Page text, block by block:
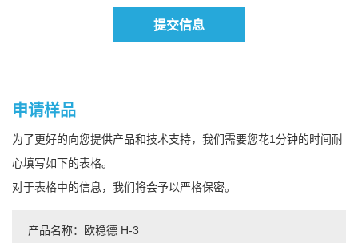
提交信息
申请样品
为了更好的向您提供产品和技术支持，我们需要您花1分钟的时间耐
心填写如下的表格。
对于表格中的信息，我们将会予以严格保密。